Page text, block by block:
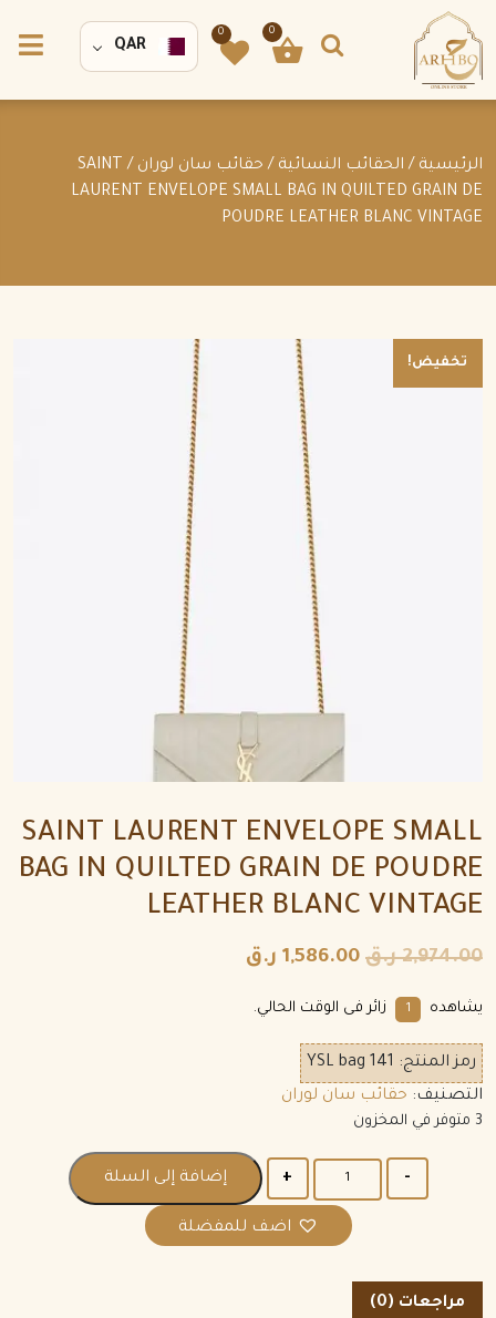
0
0
QAR
الرئيسية / الحقائب النسائية / حقائب سان لوران
/ SAINT
LAURENT ENVELOPE SMALL BAG IN QUILTED GRAIN DE
POUDRE LEATHER BLANC VINTAGE
تخفيض!
SAINT LAURENT ENVELOPE SMALL
BAG IN QUILTED GRAIN DE POUDRE
LEATHER BLANC VINTAGE
2,974.00 ر.ق 1,586.00 ر.ق
يشاهده 5 زائر فى الوقت الحالي.
رمز المنتج: YSL bag 141
التصنيف: حقائب سان لوران
3 متوفر في المخزون
إضافة إلى السلة
اضف للمفضلة
مراجعات (0)